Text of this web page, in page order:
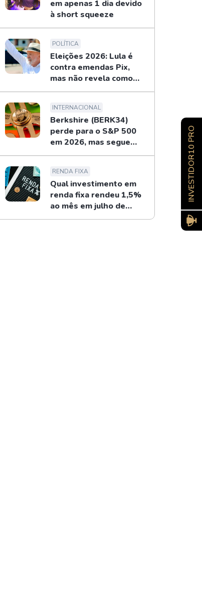
em apenas 1 dia devido
à short squeeze
POLÍTICA
Eleições 2026: Lula é
contra emendas Pix,
mas não revela como
combaterá
INTERNACIONAL
Berkshire (BERK34)
perde para o S&P 500
em 2026, mas segue
recompras de Buffett
RENDA FIXA
Qual investimento em
renda fixa rendeu 1,5%
ao mês em julho de
2026?
INVESTIDOR10 PRO